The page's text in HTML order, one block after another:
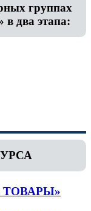
группах
два этапа: